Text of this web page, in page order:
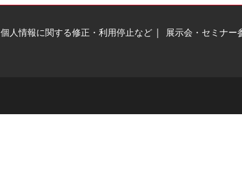
個人情報に関する修正・利用停止など 展示会・セミナー